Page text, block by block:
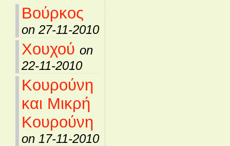
Βούρκος
on 27-11-2010
Χουχού on
22-11-2010
Κουρούνη
και Μικρή
Κουρούνη
on 17-11-2010